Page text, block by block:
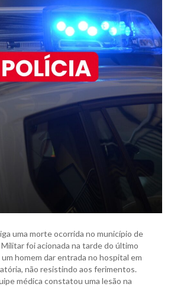
uma morte ocorrida no município de
Militar foi acionada na tarde do último
um homem dar entrada no hospital em
não resistindo aos ferimentos.
médica constatou uma lesão na